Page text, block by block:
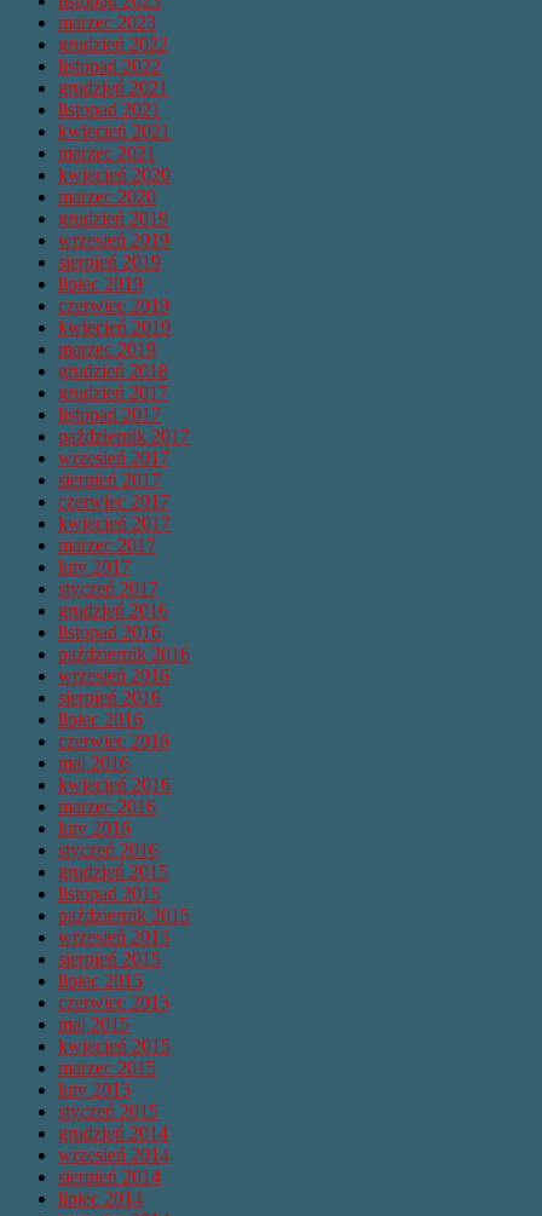
marzec 2023
grudzień 2022
listopad 2022
grudzień 2021
listopad 2021
kwiecień 2021
marzec 2021
kwiecień 2020
marzec 2020
grudzień 2019
wrzesień 2019
sierpień 2019
lipiec 2019
czerwiec 2019
kwiecień 2019
marzec 2019
grudzień 2018
grudzień 2017
listopad 2017
październik 2017
wrzesień 2017
sierpień 2017
czerwiec 2017
kwiecień 2017
marzec 2017
luty 2017
styczeń 2017
grudzień 2016
listopad 2016
październik 2016
wrzesień 2016
sierpień 2016
lipiec 2016
czerwiec 2016
maj 2016
kwiecień 2016
marzec 2016
luty 2016
styczeń 2016
grudzień 2015
listopad 2015
październik 2015
wrzesień 2015
sierpień 2015
lipiec 2015
czerwiec 2015
maj 2015
kwiecień 2015
marzec 2015
luty 2015
styczeń 2015
grudzień 2014
wrzesień 2014
sierpień 2014
lipiec 2014